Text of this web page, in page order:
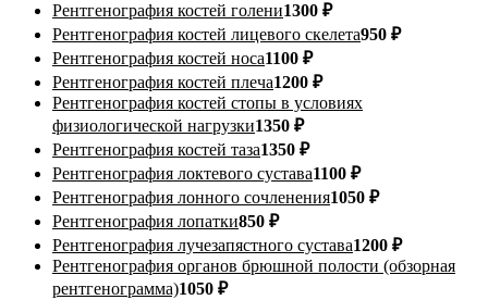
Рентгенография костей голени1300 ₽
Рентгенография костей лицевого скелета950 ₽
Рентгенография костей носа1100 ₽
Рентгенография костей плеча1200 ₽
Рентгенография костей стопы в условиях
физиологической нагрузки1350 ₽
Рентгенография костей таза1350 ₽
Рентгенография локтевого сустава1100 ₽
Рентгенография лонного сочленения1050 ₽
Рентгенография лопатки850 ₽
Рентгенография лучезапястного сустава1200 ₽
Рентгенография органов брюшной полости (обзорная
рентгенограмма)1050 ₽